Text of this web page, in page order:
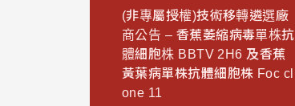
(非專屬授權)技術移轉遴選廠
商公告 – 香蕉萎縮病毒單株抗
體細胞株 BBTV 2H6 及香蕉
黃葉病單株抗體細胞株 Foc cl
one 11